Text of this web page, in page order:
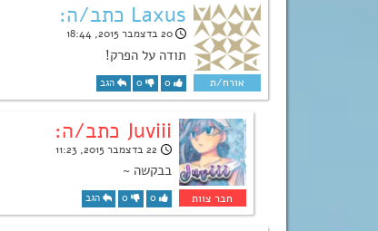
Laxus כתב/ה:
20 בדצמבר 2015, 18:44
תודה על הפרק!
0
0 הגב
Juviii כתב/ה:
22 בדצמבר 2015, 11:23
בבקשה ~
0
0 הגב